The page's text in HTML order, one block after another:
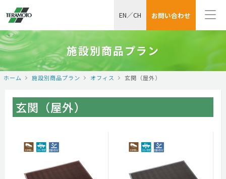
お問い合わせ
EN／CH
施設別商品プラン
ホーム 施設別商品プラン オフィス 玄関（屋外）
玄関（屋外）